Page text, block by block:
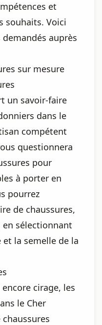
et
souhaits. Voici
auprès
sur mesure
un savoir-faire
dans le
compétent
questionnera
pour
à porter en
pourrez
de chaussures,
sélectionnant
la semelle de la
cirage, les
le Cher